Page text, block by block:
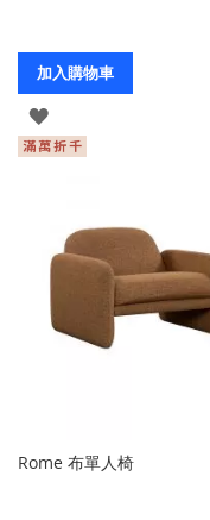
加入購物車
登
入
Rome 布單人椅